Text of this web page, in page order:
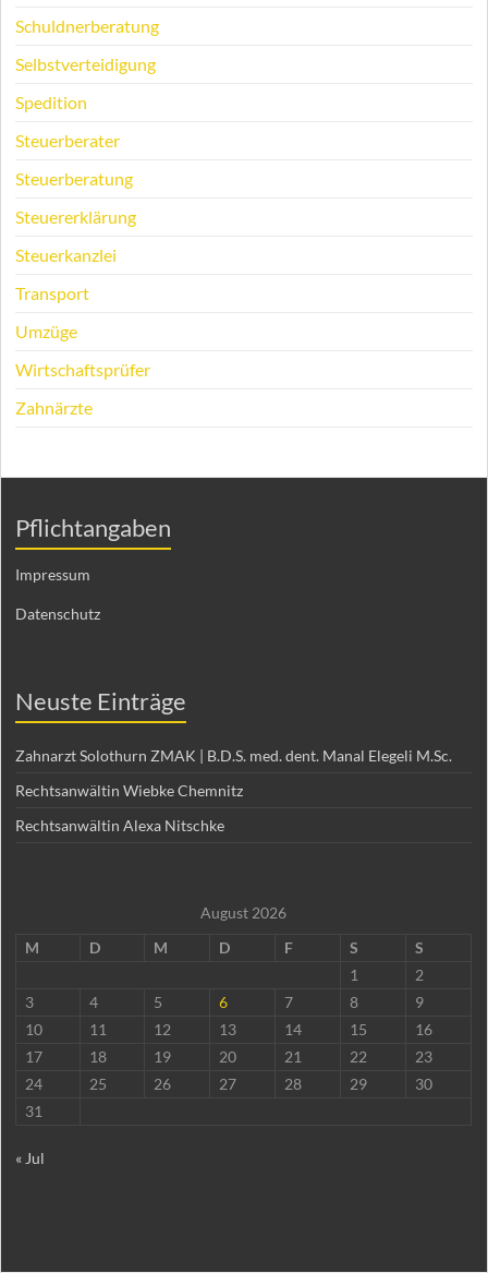
Schuldnerberatung
Selbstverteidigung
Spedition
Steuerberater
Steuerberatung
Steuererklärung
Steuerkanzlei
Transport
Umzüge
Wirtschaftsprüfer
Zahnärzte
Pflichtangaben
Impressum
Datenschutz
Neuste Einträge
Zahnarzt Solothurn ZMAK | B.D.S. med. dent. Manal Elegeli M.Sc.
Rechtsanwältin Wiebke Chemnitz
Rechtsanwältin Alexa Nitschke
August 2026
M
D M D F S
S
1
2
3
4 5 6 7 8
9
10
11 12 13 14 15
16
17
18 19 20 21 22
23
24
25 26 27 28 29
30
31
« Jul